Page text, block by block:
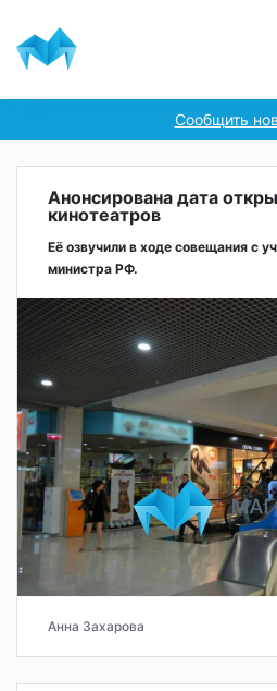
Сообщить
Анонсирована дата
кинотеатров
Её озвучили в ходе совещания с
министра РФ.
Анна Захарова